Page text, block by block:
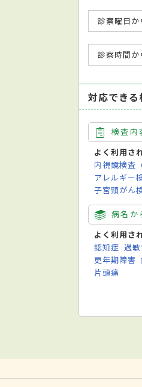
診察曜日か
診察時間か
対応できる
検査内
よく利用さ
内視鏡検査
アレルギー
子宮頸がん
病名か
よく利用さ
認知症 過敏
更年期障害
片頭痛